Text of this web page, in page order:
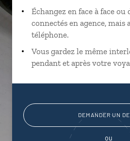
Échangez en face à face
connectés en agence, mais
téléphone.
Vous gardez le même
pendant et après votre
DEMANDER UN
ou